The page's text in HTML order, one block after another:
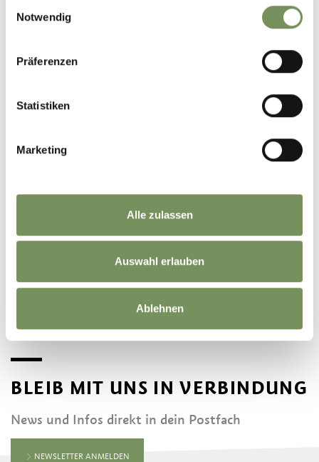
Notwendig
Präferenzen
Statistiken
Marketing
Alle zulassen
Auswahl erlauben
Ablehnen
©OpenStreetMapcontributors
BLEIB MIT UNS IN VERBINDUNG
News und Infos direkt in dein Postfach
NEWSLETTER ANMELDEN